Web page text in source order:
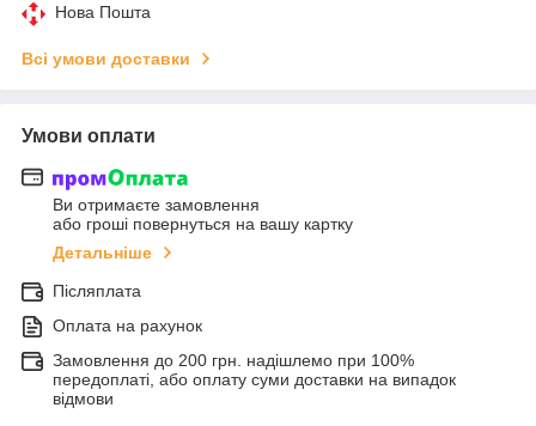
Нова Пошта
Всі умови доставки
Умови оплати
Ви отримаєте замовлення
або гроші повернуться на вашу картку
Детальніше
Післяплата
Оплата на рахунок
Замовлення до 200 грн. надішлемо при 100%
передоплаті, або оплату суми доставки на випадок
відмови